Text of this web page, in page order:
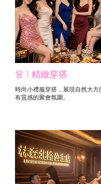
👗 1. 精緻穿搭
時尚小禮服穿搭，展現自然大方
有質感的聚會氛圍。